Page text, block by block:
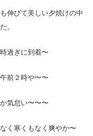
伸びて美しい夕焼けの中
。
過ぎに到着〜
前２時や〜〜
気怠い〜〜〜
く寒くもなく爽やか〜